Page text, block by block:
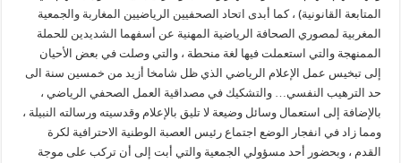
المتابعة القانونية) ، كما أبدى اتحاد الصحفيين الرياضيين المغاربة والجمعية
المغربية لمصوري الصحافة الرياضية المهنية عن أسفهما الشديدين للحملة
الممنهجة والتي استعملت فيها لغة منحطة ، والتي وصلت في بعض الأحيان
إلى تبخيس عمل الإعلام الرياضي الذي ظل شامخا أزيد من خمسين سنة الى
حد الترهيب النفسي… والتشكيك في مصداقية العمل الصحفي الرياضي ،
بالإضافة إلى استعمال وسائل وضيعة لا تليق بالإعلام وقدسيته ورسالته النبيلة ،
ومما زاد في انفجار الوضع اجتماع رئيس العصبة الوطنية الاحترافية لكرة
القدم ، وبحضور أحد مسؤولي الجمعية والتي أبت إلى أن تركب على موجة